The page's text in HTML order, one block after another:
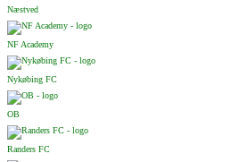
Næstved
NF Academy
Nykøbing FC
OB
Randers FC